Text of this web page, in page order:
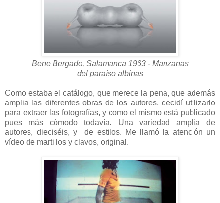
Bene Bergado, Salamanca 1963 - Manzanas
del paraíso albinas
Como estaba el catálogo, que merece la pena, que además
amplia las diferentes obras de los autores, decidí utilizarlo
para extraer las fotografías, y como el mismo está publicado
pues más cómodo todavía. Una variedad amplia de
autores, dieciséis, y de estilos. Me llamó la atención un
vídeo de martillos y clavos, original.